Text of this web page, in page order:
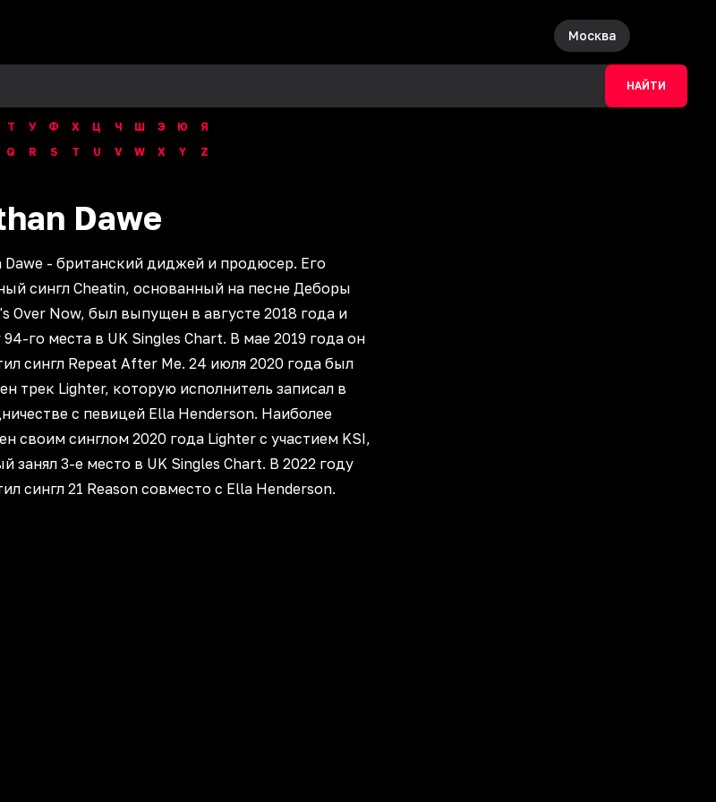
Москва
НАЙТИ
Т У Ф Х Ц Ч Ш Э Ю
Я
Q R S T U V W X Y Z
Dawe
Dawe - британский диджей и продюсер. Его
сингл Cheatin, основанный на песне Деборы
Over Now, был выпущен в августе 2018 года и
94-го места в UK Singles Chart. В мае 2019 года он
сингл Repeat After Me. 24 июля 2020 года был
трек Lighter, которую исполнитель записал в
с певицей Ella Henderson. Наиболее
своим синглом 2020 года Lighter с участием KSI,
занял 3-е место в UK Singles Chart. В 2022 году
сингл 21 Reason совместо с Ella Henderson.